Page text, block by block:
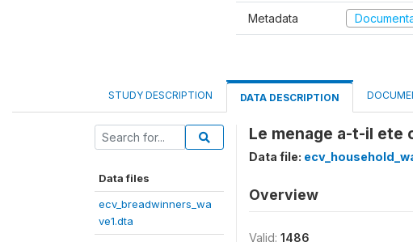
Metadata
STUDY DESCRIPTION DATA DESCRIPTION
Data files
ecv_breadwinners_wa
ve1.dta
Le menage a-t-il ete
Data file:
Overview
Valid: 1486